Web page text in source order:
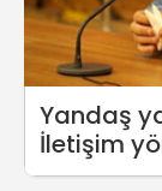
Yandaş
İletişim